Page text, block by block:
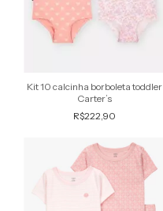
Kit 10 calcinha borboleta toddler
Carter’s
R$222,90